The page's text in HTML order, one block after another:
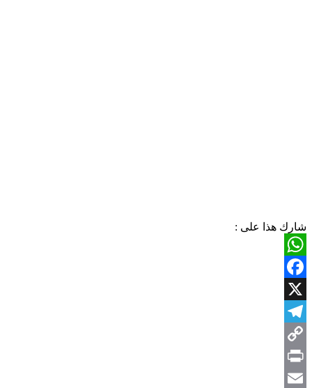
شارك هذا على :
WhatsApp
Facebook
X
Telegram
Copy
Link
Print